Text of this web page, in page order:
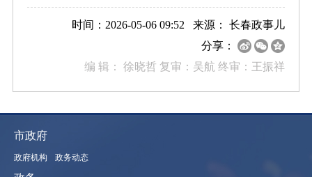
时间：2026-05-06 09:52 来源：长春政事儿
分享：
编 辑：徐晓哲 复审：吴航 终审：王振祥
市政府
政府机构 政务动态